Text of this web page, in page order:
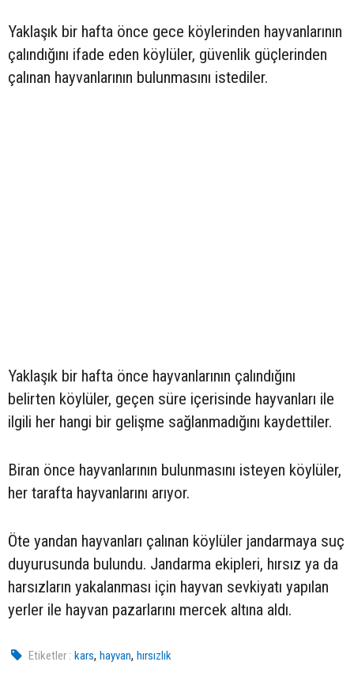
Yaklaşık bir hafta önce gece köylerinden hayvanlarının
çalındığını ifade eden köylüler, güvenlik güçlerinden
çalınan hayvanlarının bulunmasını istediler.
Yaklaşık bir hafta önce hayvanlarının çalındığını
belirten köylüler, geçen süre içerisinde hayvanları ile
ilgili her hangi bir gelişme sağlanmadığını kaydettiler.
Biran önce hayvanlarının bulunmasını isteyen köylüler,
her tarafta hayvanlarını arıyor.
Öte yandan hayvanları çalınan köylüler jandarmaya suç
duyurusunda bulundu. Jandarma ekipleri, hırsız ya da
harsızların yakalanması için hayvan sevkiyatı yapılan
yerler ile hayvan pazarlarını mercek altına aldı.
Etiketler : kars,hayvan,hırsızlık